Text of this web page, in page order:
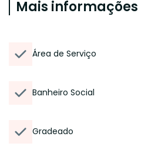
Mais informações
Área de Serviço
Banheiro Social
Gradeado